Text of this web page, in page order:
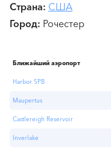
Страна США
Город Рочестер
Ближайший аэропорт
Harbor SPB
Maupertus
Castlereigh Reservoir
Inverlake